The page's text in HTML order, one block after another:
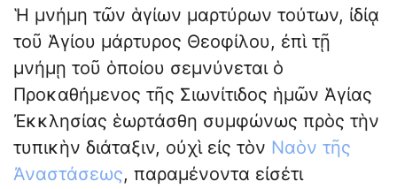
Ἡ μνήμη τῶν ἁγίων μαρτύρων τούτων, ἰδίᾳ
τοῦ Ἁγίου μάρτυρος Θεοφίλου, ἐπὶ τῇ
μνήμῃ τοῦ ὁποίου σεμνύνεται ὁ
Προκαθήμενος τῆς Σιωνίτιδος ἡμῶν Ἁγίας
Ἐκκλησίας ἑωρτάσθη συμφώνως πρὸς τὴν
τυπικὴν διάταξιν, οὐχὶ εἰς τὸν Ναὸν τῆς
Ἀναστάσεως, παραμένοντα εἰσέτι